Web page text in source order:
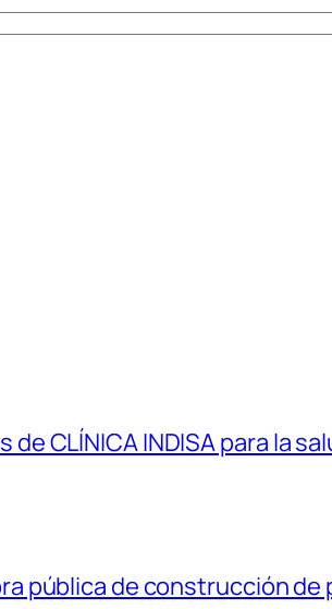
CLÍNICA INDISA para la
pública de construcción